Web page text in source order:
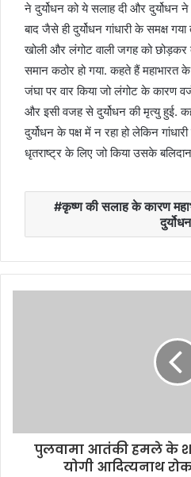
ने दुर्योधन को ये सलाह दी और
बाद जैसे ही दुर्योधन गांधारी के समक्ष
खोली और लंगोट वाली जगह को छोड़कर
समान कठोर हो गया. कहते हैं महाभारत
जंघा पर वार किया जो लंगोट के कारण
और इसी वजह से दुर्योधन की मृत्यु हुई.
दुर्योधन के पक्ष में न रहा हो लेकिन
धृतराष्ट्र के लिए जो किया उसके
कृष्ण की सलाह के कारण
दुर्योधन
पुलवामा आतंकी हमले के
योगी आदित्यनाथ